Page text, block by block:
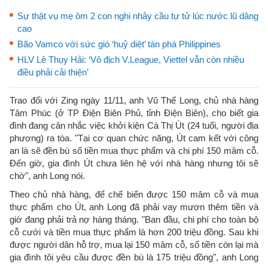
Sự thật vụ mẹ ôm 2 con nghi nhảy cầu tự tử lúc nước lũ dâng
cao
Bão Vamco với sức gió ‘huỷ diệt’ tàn phá Philippines
HLV Lê Thụy Hải: ‘Vô địch V.League, Viettel vẫn còn nhiều
điều phải cải thiện’
Trao đổi với Zing ngày 11/11, anh Vũ Thế Long, chủ nhà hàng
Tâm Phúc (ở TP Điện Biên Phủ, tỉnh Điện Biên), cho biết gia
đình đang cân nhắc việc khởi kiện Cà Thị Út (24 tuổi, người địa
phương) ra tòa. "Tại cơ quan chức năng, Út cam kết với công
an là sẽ đền bù số tiền mua thực phẩm và chi phí 150 mâm cỗ.
Đến giờ, gia đình Út chưa liên hệ với nhà hàng nhưng tôi sẽ
chờ", anh Long nói.
Theo chủ nhà hàng, để chế biến được 150 mâm cỗ và mua
thực phẩm cho Út, anh Long đã phải vay mượn thêm tiền và
giờ đang phải trả nợ hàng tháng. "Ban đầu, chi phí cho toàn bộ
cỗ cưới và tiền mua thực phẩm là hơn 200 triệu đồng. Sau khi
được người dân hỗ trợ, mua lại 150 mâm cỗ, số tiền còn lại mà
gia đình tôi yêu cầu được đền bù là 175 triệu đồng", anh Long